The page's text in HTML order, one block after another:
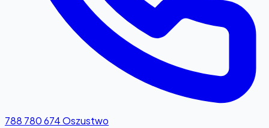
788 780 674Oszustwo